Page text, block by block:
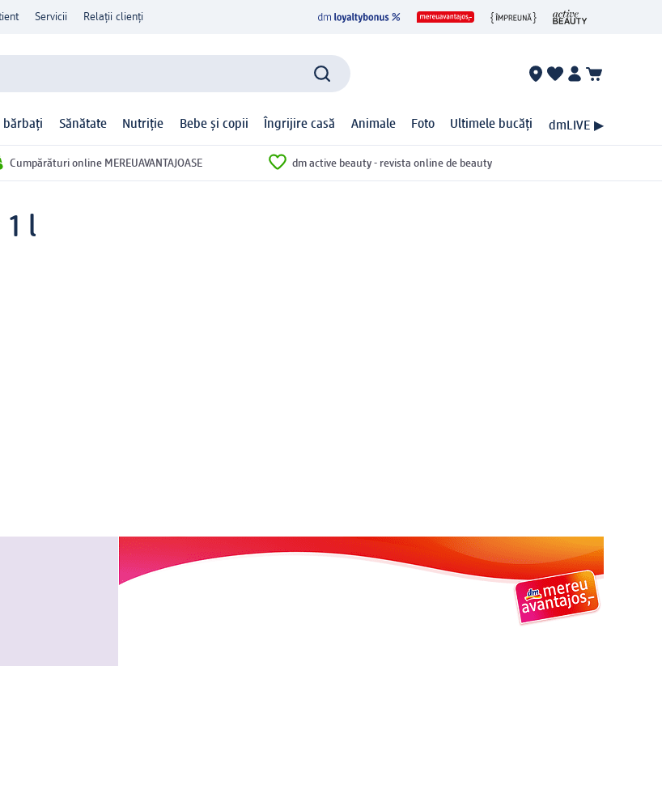
Servicii Relații clienți
bărbați Sănătate Nutriție Bebe și copii Îngrijire casă Animale Foto Ultimele bucăți dmLIVE ▶
Cumpărături online MEREUAVANTAJOASE dm active beauty - revista online de beauty
l